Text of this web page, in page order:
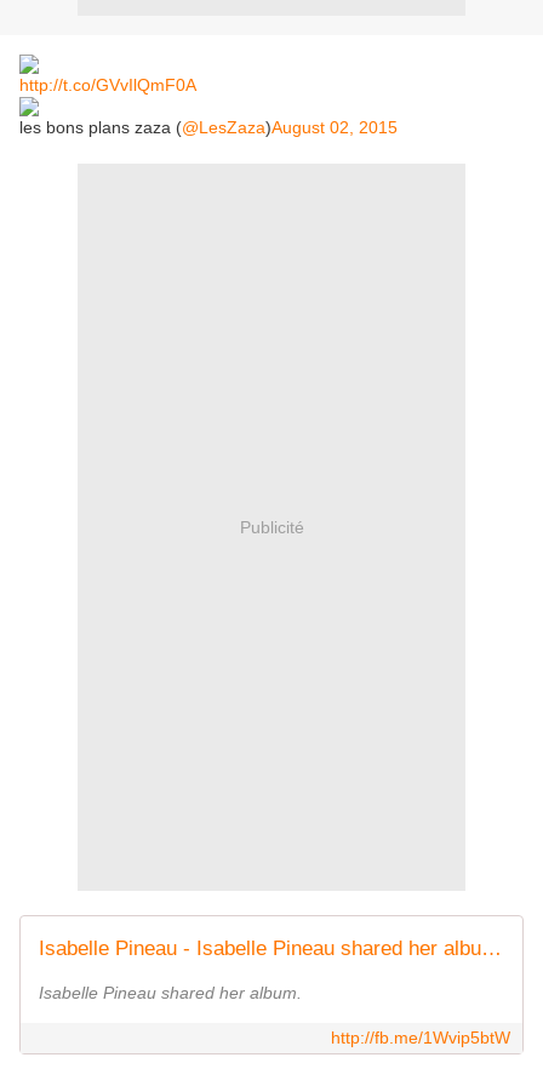
http://t.co/GVvIlQmF0A
les bons plans zaza (@LesZaza)August 02, 2015
Publicité
Isabelle Pineau - Isabelle Pineau shared her album. | Facebook
Isabelle Pineau shared her album.
http://fb.me/1Wvip5btW